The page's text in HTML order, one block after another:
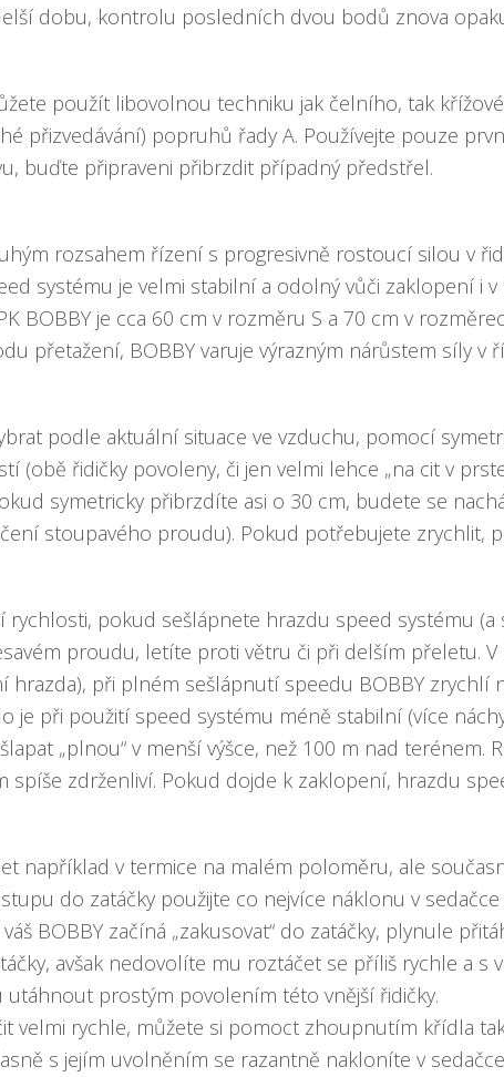
dobu, kontrolu posledních dvou bodů znova
použít libovolnou techniku jak čelního, tak
přizvedávání) popruhů řady A. Používejte pouze
buďte připraveni přibrzdit případný předstřel.
rozsahem řízení s progresivně rostoucí silou v
systému je velmi stabilní a odolný vůči zaklopení i
BOBBY je cca 60 cm v rozměru S a 70 cm v
přetažení, BOBBY varuje výrazným nárůstem síly v
podle aktuální situace ve vzduchu, pomocí
(obě řidičky povoleny, či jen velmi lehce „na cit v
symetricky přibrzdíte asi o 30 cm, budete se
stoupavého proudu). Pokud potřebujete zrychlit,
rychlosti, pokud sešlápnete hrazdu speed systému
proudu, letíte proti větru či při delším přeletu.
hrazda), při plném sešlápnutí speedu BOBBY zrychlí
je při použití speed systému méně stabilní (více
„plnou“ v menší výšce, než 100 m nad
spíše zdrženliví. Pokud dojde k zaklopení, hrazdu
například v termice na malém poloměru, ale
do zatáčky použijte co nejvíce náklonu v
BOBBY začíná „zakusovat“ do zatáčky, plynule
avšak nedovolíte mu roztáčet se příliš rychle a s
utáhnout prostým povolením této vnější řidičky.
velmi rychle, můžete si pomoct zhoupnutím křídla
s jejím uvolněním se razantně nakloníte v